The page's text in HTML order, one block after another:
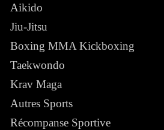
Aikido
Jiu-Jitsu
Boxing MMA Kickboxing
Taekwondo
Krav Maga
Autres Sports
Récompanse Sportive